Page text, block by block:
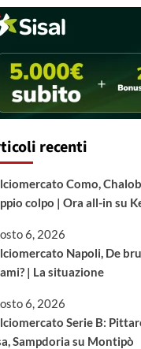
recenti
Como,
colpo | Ora all-in su
6, 2026
Napoli, De
| La situazione
6, 2026
Serie B:
Sampdoria su Montipò